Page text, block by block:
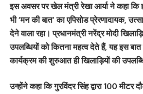
इस अवसर पर खेल मंत्री रेखा आर्या ने कहा कि
भी ‘मन की बात’ का एपिसोड प्रेरणादायक,
देने वाला रहा। प्रधानमंत्री नरेंद्र मोदी
उपलब्धियों को कितना महत्व देते हैं, यह इस
कार्यक्रम की शुरुआत ही खिलाड़ियों की
उन्होंने कहा कि गुरविंदर सिंह द्वारा 100 मीटर